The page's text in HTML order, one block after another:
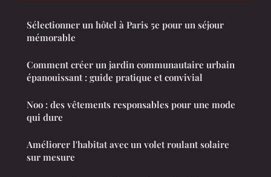
Sélectionner un hôtel à Paris 5e pour un séjour
mémorable
Comment créer un jardin communautaire urbain
épanouissant : guide pratique et convivial
Noo : des vêtements responsables pour une mode
qui dure
Améliorer l'habitat avec un volet roulant solaire
sur mesure